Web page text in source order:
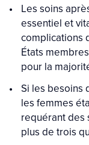
Les soins
essentiel et
complications
États
pour la
Si les besoins
les femmes
requérant des
plus de trois